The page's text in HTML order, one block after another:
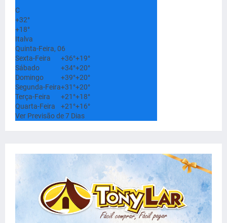
C
+32°
+18°
Italva
Quinta-Feira, 06
Sexta-Feira
+36°+19°
Sábado
+34°+20°
Domingo
+39°+20°
Segunda-Feira+31°+20°
Terça-Feira
+21°+18°
Quarta-Feira
+21°+16°
Ver Previsão de 7 Dias